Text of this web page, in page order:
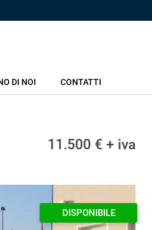
DI NOI CONTATTI
11.500 € + iva
DISPONIBILE